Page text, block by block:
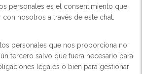
personales es el consentimiento que
nosotros a través de este chat.
personales que nos proporciona no
tercero salvo que fuera necesario para
legales o bien para gestionar